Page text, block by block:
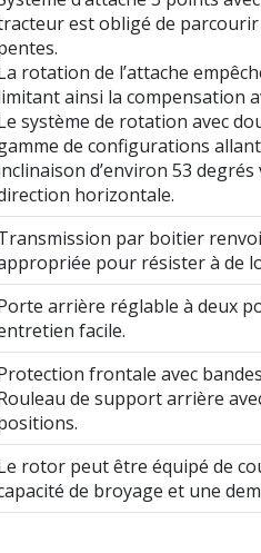
est obligé de
rotation de l’attache
ainsi la compensation
système de rotation avec
de configurations
d’environ 53
horizontale.
par boitier
pour résister à de
arrière réglable à deux
facile.
frontale avec
de support arrière
rotor peut être équipé de
de broyage et une